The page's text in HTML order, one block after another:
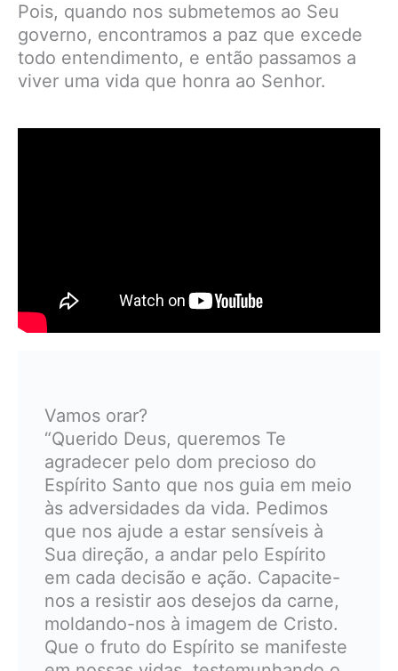
Pois, quando nos submetemos ao Seu
governo, encontramos a paz que excede
todo entendimento, e então passamos a
viver uma vida que honra ao Senhor.
Vamos orar?
“Querido Deus, queremos Te
agradecer pelo dom precioso do
Espírito Santo que nos guia em meio
às adversidades da vida. Pedimos
que nos ajude a estar sensíveis à
Sua direção, a andar pelo Espírito
em cada decisão e ação. Capacite-
nos a resistir aos desejos da carne,
moldando-nos à imagem de Cristo.
Que o fruto do Espírito se manifeste